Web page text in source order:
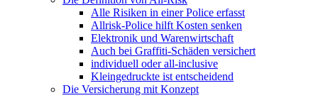
Alle Risiken in einer Police erfasst
Allrisk-Police hilft Kosten senken
Elektronik und Warenwirtschaft
Auch bei Graffiti-Schäden versichert
individuell oder all-inclusive
Kleingedruckte ist entscheidend
Die Versicherung mit Konzept